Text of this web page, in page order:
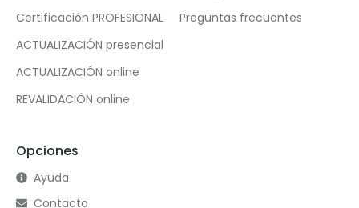
Certificación PROFESIONAL
ACTUALIZACIÓN presencial
ACTUALIZACIÓN online
REVALIDACIÓN online
Preguntas frecuentes
Opciones
Ayuda
Contacto